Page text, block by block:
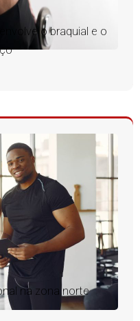
o braquial e o
na zona norte